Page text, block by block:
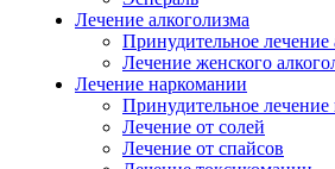
Лечение алкоголизма
Принудительное лечение
Лечение женского
Лечение наркомании
Принудительное лечение
Лечение от солей
Лечение от спайсов